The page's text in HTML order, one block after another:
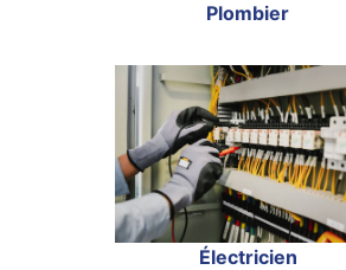
Plombier
Électricien